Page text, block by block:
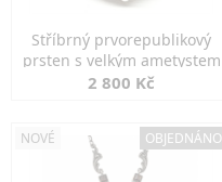
Stříbrný prvorepublikový
prsten s velkým ametystem
2 800 Kč
NOVÉ OBJEDNÁNO